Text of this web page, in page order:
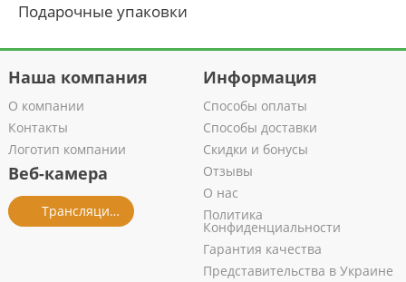
Подарочные упаковки
Наша компания
О компании
Контакты
Логотип компании
Веб-камера
Трансляция из салона
Информация
Способы оплаты
Способы доставки
Скидки и бонусы
Отзывы
О нас
Политика
Конфиденциальности
Гарантия качества
Представительства в Украине